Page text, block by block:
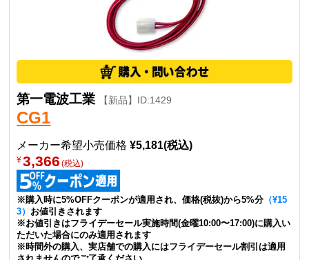
第一電波工業 【新品】ID:1429
CG1
メーカー希望小売価格¥5,181(税込)
¥3,366 (税込)
※購入時に5%OFFクーポンが適用され、価格(税抜)から5%分（¥15
3） お値引きされます
※お値引きはフライデーセール実施時間(金曜10:00〜17:00)に購入い
ただいた場合にのみ適用されます
※時間外の購入、実店舗での購入にはフライデーセール割引は適用